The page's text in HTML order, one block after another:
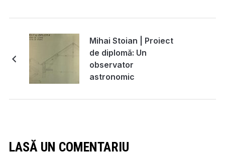
Mihai Stoian | Proiect
de diplomă: Un
observator
astronomic
LASĂ UN COMENTARIU